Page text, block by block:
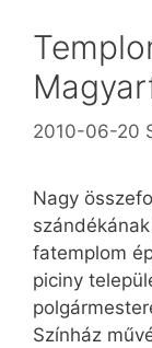
2010-06-20
Nagy
fatemplom
piciny
Színház